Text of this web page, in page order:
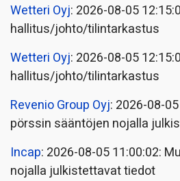
Wetteri Oyj: 2026-08-05
hallitus/johto/tilintarkastus
Wetteri Oyj: 2026-08-05
hallitus/johto/tilintarkastus
Revenio Group Oyj: 2026-08-
pörssin sääntöjen nojalla
Incap: 2026-08-05 11:00:02:
nojalla julkistettavat tiedot